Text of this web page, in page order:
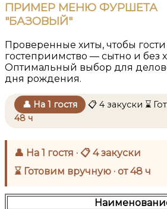
ПРИМЕР МЕНЮ ФУРШЕТА
"БАЗОВЫЙ"
Проверенные хиты, чтобы
гостеприимство — сытно и без
Оптимальный выбор для
дня рождения.
👤 На 1 гостя 📋 4 закуски ⌛
48 ч
👤 На 1 гостя · 📋 4 закуски
⌛ Готовим вручную · от 48 ч